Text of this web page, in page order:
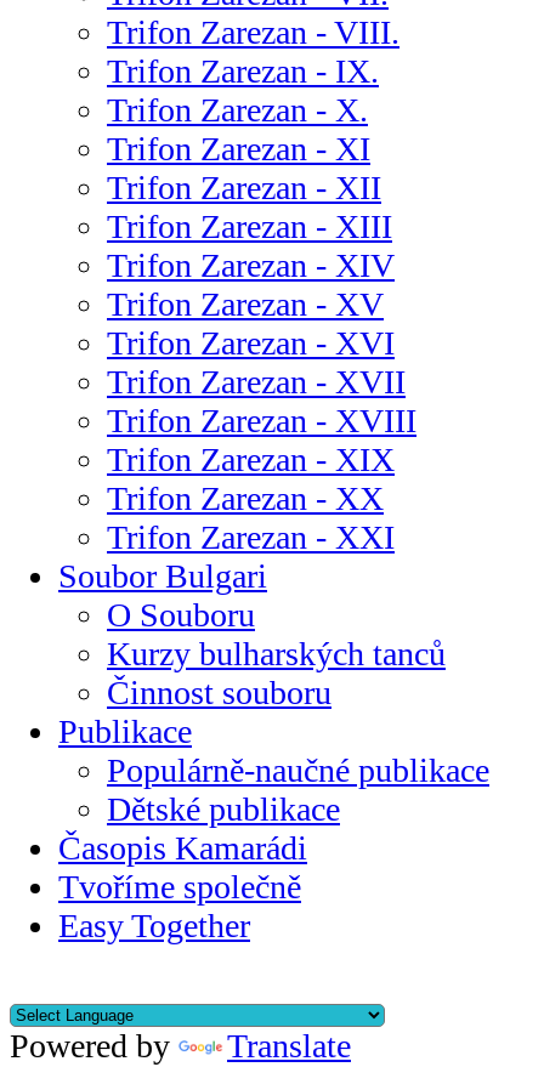
Trifon Zarezan - VIII.
Trifon Zarezan - IX.
Trifon Zarezan - X.
Trifon Zarezan - XI
Trifon Zarezan - XII
Trifon Zarezan - XIII
Trifon Zarezan - XIV
Trifon Zarezan - XV
Trifon Zarezan - XVI
Trifon Zarezan - XVII
Trifon Zarezan - XVIII
Trifon Zarezan - XIX
Trifon Zarezan - XX
Trifon Zarezan - XXI
Soubor Bulgari
O Souboru
Kurzy bulharských tanců
Činnost souboru
Publikace
Populárně-naučné publikace
Dětské publikace
Časopis Kamarádi
Tvoříme společně
Easy Together
Powered by
Translate